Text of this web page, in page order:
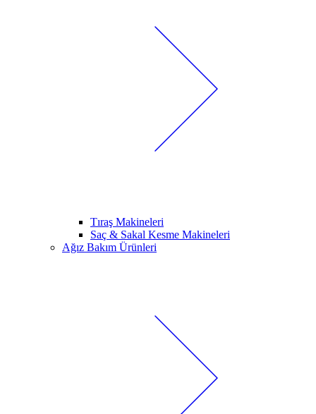
Tıraş Makineleri
Saç & Sakal Kesme Makineleri
Ağız Bakım Ürünleri